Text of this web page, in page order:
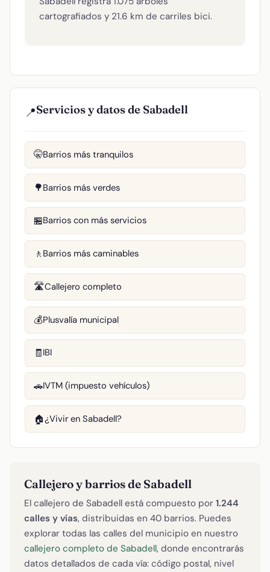
cartografiados y 21.6 km de carriles bici.
📍Servicios y datos de Sabadell
🤫Barrios más tranquilos
🌳Barrios más verdes
🏪Barrios con más servicios
🚶 Barrios más caminables
🛣️Callejero completo
💰Plusvalía municipal
🧾IBI
🚗IVTM (impuesto vehículos)
🏠¿Vivir en Sabadell?
Callejero y barrios de Sabadell
El callejero de Sabadell está compuesto por 1.244
calles y vías, distribuidas en 40 barrios. Puedes
explorar todas las calles del municipio en nuestro
callejero completo de Sabadell, donde encontrarás
datos detallados de cada vía: código postal, nivel